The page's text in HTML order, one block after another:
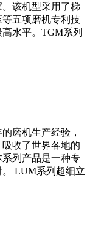
该机型采用了梯
五项磨机专利技
水平。TGM系列
磨机生产经验，
收了世界各地的
列产品是一种专
LUM系列超细立